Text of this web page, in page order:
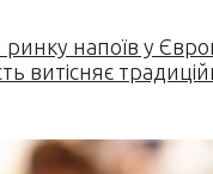
напоїв у
витісняє